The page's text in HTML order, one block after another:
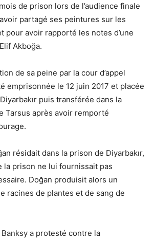
de prison lors de l’audience finale
partagé ses peintures sur les
pour avoir rapporté les notes d’une
Akboğa.
de sa peine par la cour d’appel
emprisonnée le 12 juin 2017 et placée
puis transférée dans la
Tarsus après avoir remporté
résidait dans la prison de Diyarbakır,
la prison ne lui fournissait pas
Doğan produisit alors un
racines de plantes et de sang de
a protesté contre la